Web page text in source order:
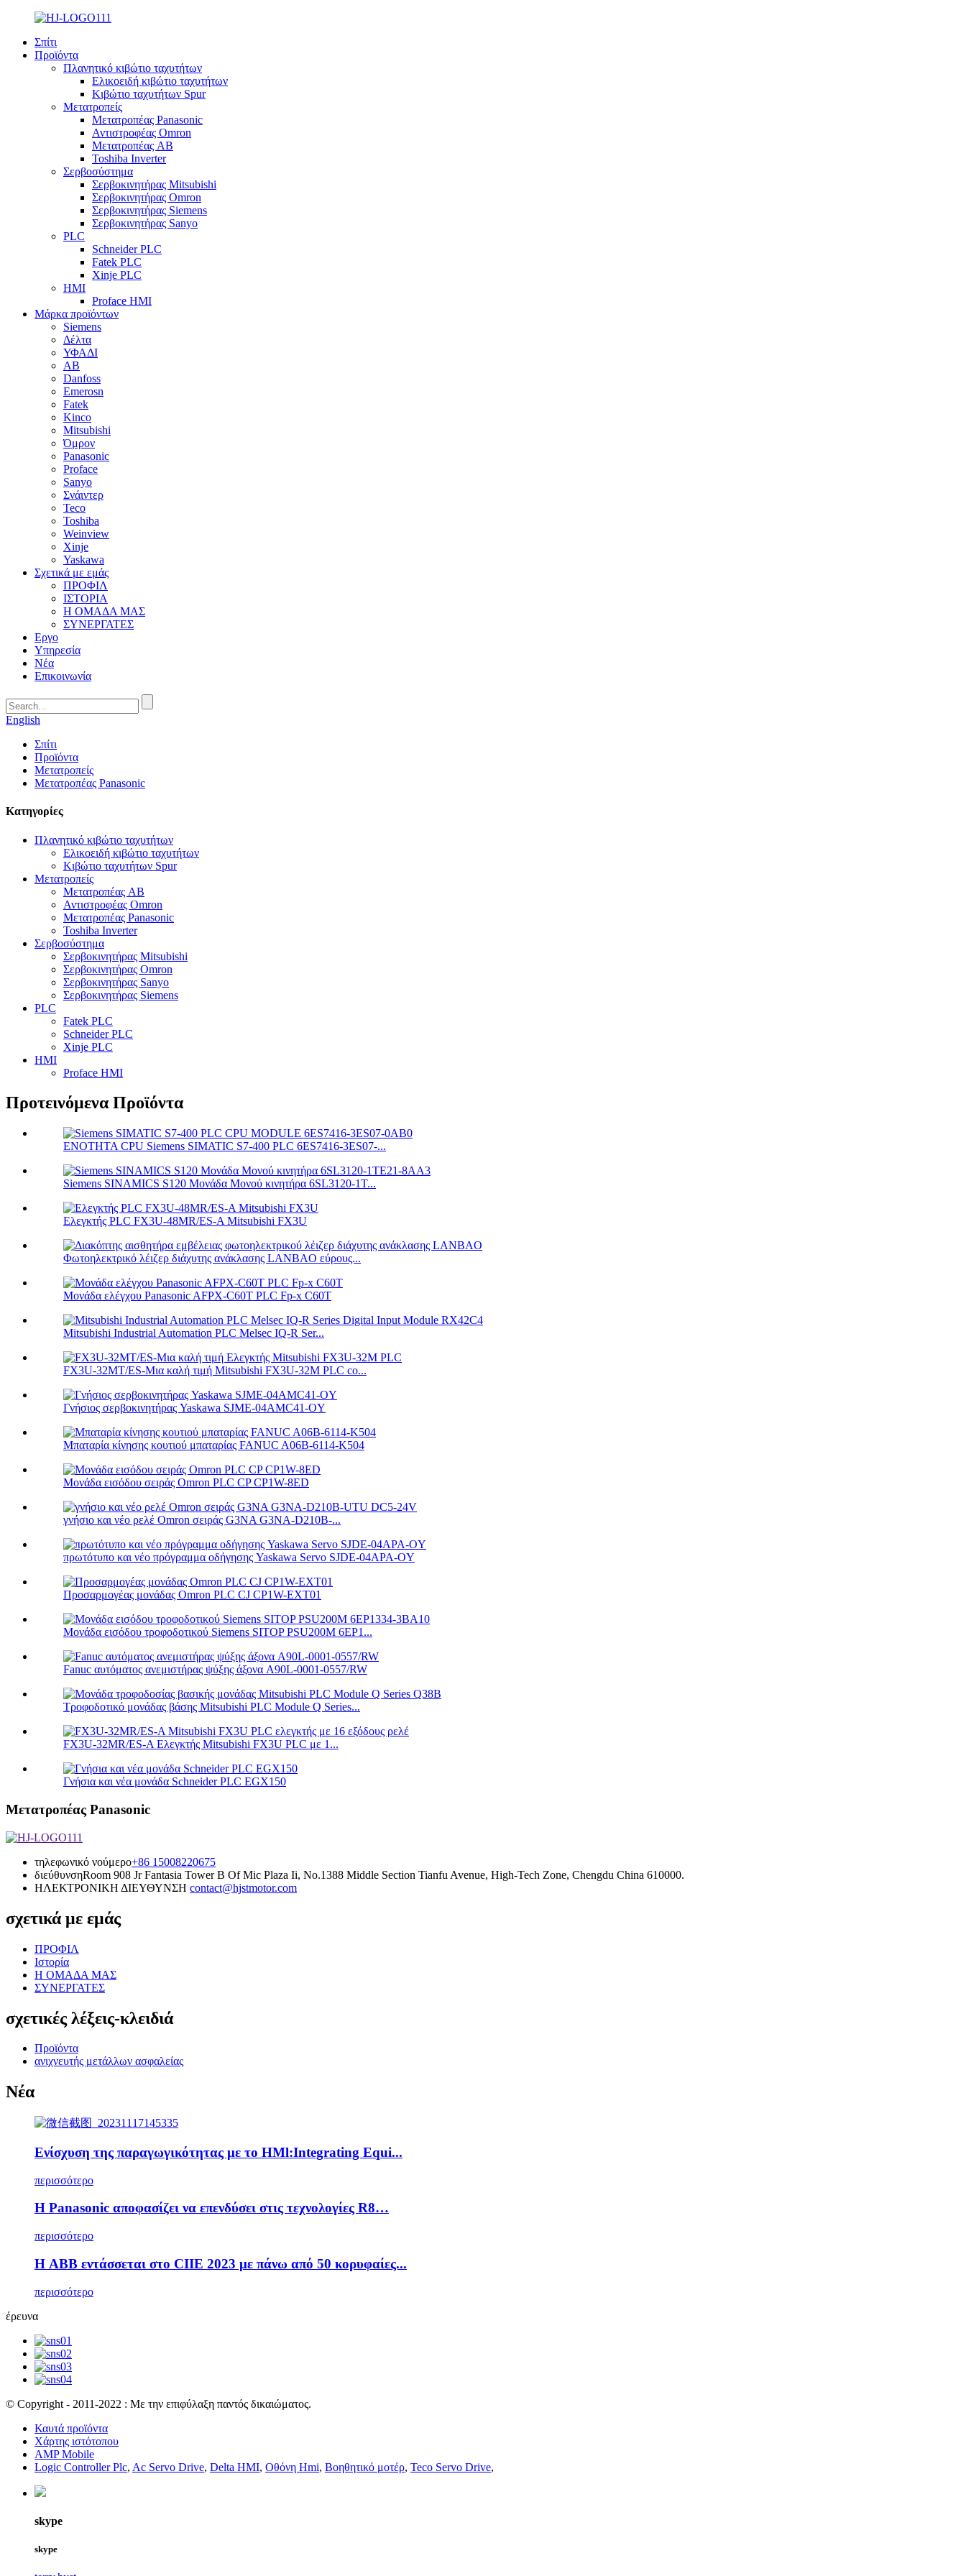
Σπίτι
Προϊόντα
Πλανητικό κιβώτιο ταχυτήτων
Ελικοειδή κιβώτιο ταχυτήτων
Κιβώτιο ταχυτήτων Spur
Μετατροπείς
Μετατροπέας Panasonic
Αντιστροφέας Omron
Μετατροπέας AB
Toshiba Inverter
Σερβοσύστημα
Σερβοκινητήρας Mitsubishi
Σερβοκινητήρας Omron
Σερβοκινητήρας Siemens
Σερβοκινητήρας Sanyo
PLC
Schneider PLC
Fatek PLC
Xinje PLC
HMI
Proface HMI
Μάρκα προϊόντων
Siemens
Δέλτα
ΥΦΑΔΙ
AB
Danfoss
Emerosn
Fatek
Kinco
Mitsubishi
Όμρον
Panasonic
Proface
Sanyo
Σνάιντερ
Teco
Toshiba
Weinview
Xinje
Yaskawa
Σχετικά με εμάς
ΠΡΟΦΙΛ
ΙΣΤΟΡΙΑ
Η ΟΜΑΔΑ ΜΑΣ
ΣΥΝΕΡΓΑΤΕΣ
Εργο
Υπηρεσία
Νέα
Επικοινωνία
English
Σπίτι
Προϊόντα
Μετατροπείς
Μετατροπέας Panasonic
Κατηγορίες
Πλανητικό κιβώτιο ταχυτήτων
Ελικοειδή κιβώτιο ταχυτήτων
Κιβώτιο ταχυτήτων Spur
Μετατροπείς
Μετατροπέας AB
Αντιστροφέας Omron
Μετατροπέας Panasonic
Toshiba Inverter
Σερβοσύστημα
Σερβοκινητήρας Mitsubishi
Σερβοκινητήρας Omron
Σερβοκινητήρας Sanyo
Σερβοκινητήρας Siemens
PLC
Fatek PLC
Schneider PLC
Xinje PLC
HMI
Proface HMI
Προτεινόμενα Προϊόντα
ΕΝΟΤΗΤΑ CPU Siemens SIMATIC S7-400 PLC 6ES7416-3ES07-...
Siemens SINAMICS S120 Μονάδα Μονού κινητήρα 6SL3120-1T...
Ελεγκτής PLC FX3U-48MR/ES-A Mitsubishi FX3U
Φωτοηλεκτρικό λέιζερ διάχυτης ανάκλασης LANBAO εύρους...
Μονάδα ελέγχου Panasonic AFPX-C60T PLC Fp-x C60T
Mitsubishi Industrial Automation PLC Melsec IQ-R Ser...
FX3U-32MT/ES-Μια καλή τιμή Mitsubishi FX3U-32M PLC co...
Γνήσιος σερβοκινητήρας Yaskawa SJME-04AMC41-OY
Μπαταρία κίνησης κουτιού μπαταρίας FANUC A06B-6114-K504
Μονάδα εισόδου σειράς Omron PLC CP CP1W-8ED
γνήσιο και νέο ρελέ Omron σειράς G3NA G3NA-D210B-...
πρωτότυπο και νέο πρόγραμμα οδήγησης Yaskawa Servo SJDE-04APA-OY
Προσαρμογέας μονάδας Omron PLC CJ CP1W-EXT01
Μονάδα εισόδου τροφοδοτικού Siemens SITOP PSU200M 6EP1...
Fanuc αυτόματος ανεμιστήρας ψύξης άξονα A90L-0001-0557/RW
Τροφοδοτικό μονάδας βάσης Mitsubishi PLC Module Q Series...
FX3U-32MR/ES-A Ελεγκτής Mitsubishi FX3U PLC με 1...
Γνήσια και νέα μονάδα Schneider PLC EGX150
Μετατροπέας Panasonic
τηλεφωνικό νούμερο+86 15008220675
διεύθυνσηRoom 908 Jr Fantasia Tower B Of Mic Plaza Ii, No.1388 Middle Section Tianfu Avenue, High-Tech Zone, Chengdu China 610000.
ΗΛΕΚΤΡΟΝΙΚΗ ΔΙΕΥΘΥΝΣΗ contact@hjstmotor.com
σχετικά με εμάς
ΠΡΟΦΙΛ
Ιστορία
Η ΟΜΑΔΑ ΜΑΣ
ΣΥΝΕΡΓΑΤΕΣ
σχετικές λέξεις-κλειδιά
Προϊόντα
ανιχνευτής μετάλλων ασφαλείας
Νέα
Ενίσχυση της παραγωγικότητας με το HMl:Integrating Equi...
περισσότερο
Η Panasonic αποφασίζει να επενδύσει στις τεχνολογίες R8…
περισσότερο
Η ABB εντάσσεται στο CIIE 2023 με πάνω από 50 κορυφαίες...
περισσότερο
έρευνα
© Copyright - 2011-2022 : Με την επιφύλαξη παντός δικαιώματος.
Καυτά προϊόντα
Χάρτης ιστότοπου
AMP Mobile
Logic Controller Plc, Ac Servo Drive, Delta HMI, Οθόνη Hmi, Βοηθητικό μοτέρ, Teco Servo Drive,
skype
skype